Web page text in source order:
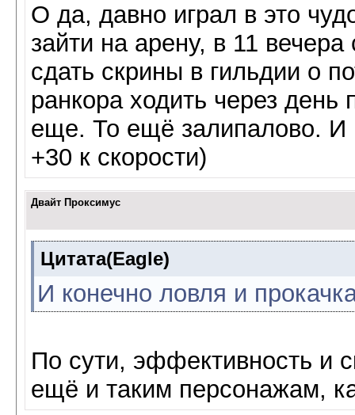
О да, давно играл в это
зайти на арену, в 11
сдать скрины в гильдии о
ранкора ходить через
еще. То ещё залипалово. И
+30 к скорости)
Двайт Проксимус
Цитата(Eagle)
И конечно ловля и
По сути, эффективность и
ещё и таким персонажам,